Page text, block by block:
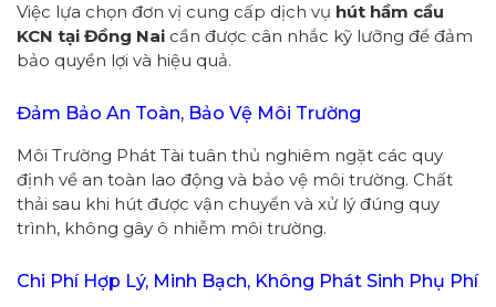
Việc lựa chọn đơn vị cung cấp dịch vụ hút hầm cầu
KCN tại Đồng Nai cần được cân nhắc kỹ lưỡng để đảm
bảo quyền lợi và hiệu quả.
Đảm Bảo An Toàn, Bảo Vệ Môi Trường
Môi Trường Phát Tài tuân thủ nghiêm ngặt các quy
định về an toàn lao động và bảo vệ môi trường. Chất
thải sau khi hút được vận chuyển và xử lý đúng quy
trình, không gây ô nhiễm môi trường.
Chi Phí Hợp Lý, Minh Bạch, Không Phát Sinh Phụ Phí